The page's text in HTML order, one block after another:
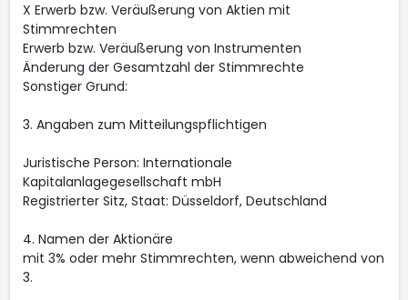
X Erwerb bzw. Veräußerung von Aktien mit
Stimmrechten
Erwerb bzw. Veräußerung von Instrumenten
Änderung der Gesamtzahl der Stimmrechte
Sonstiger Grund:
3. Angaben zum Mitteilungspflichtigen
Juristische Person: Internationale
Kapitalanlagegesellschaft mbH
Registrierter Sitz, Staat: Düsseldorf, Deutschland
4. Namen der Aktionäre
mit 3% oder mehr Stimmrechten, wenn abweichend von
3.